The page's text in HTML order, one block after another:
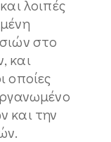
λοιπές
στο
και
οποίες
και την